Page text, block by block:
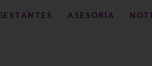
ASESORÍA